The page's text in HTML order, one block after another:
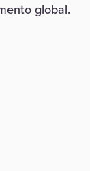
global.